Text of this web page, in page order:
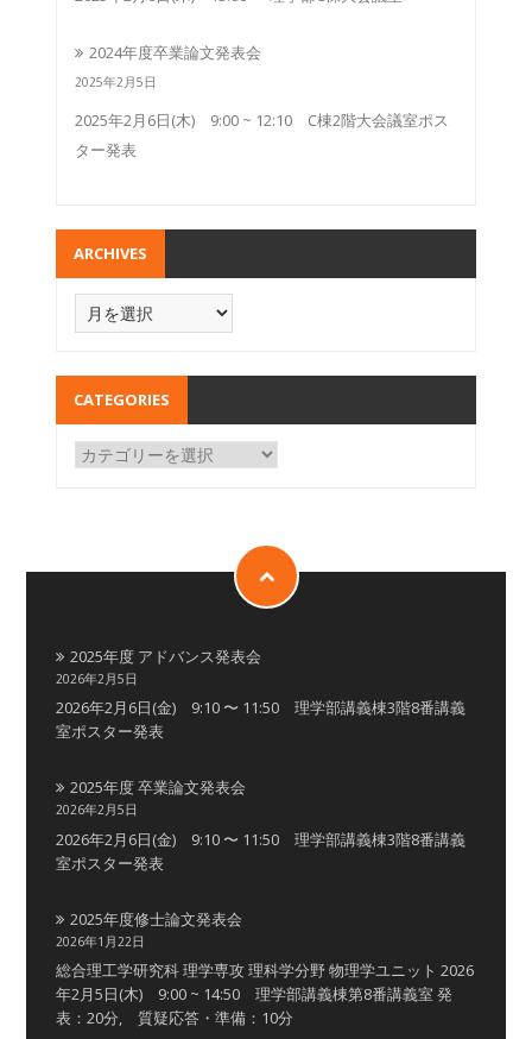
2024年度卒業論文発表会
2025年2月5日
2025年2月6日(木) 9:00 ~ 12:10 C棟2階大会議室ポス
ター発表
ARCHIVES
CATEGORIES
2025年度 アドバンス発表会
2026年2月5日
2026年2月6日(金) 9:10 〜 11:50 理学部講義棟3階8番講義
室ポスター発表
2025年度 卒業論文発表会
2026年2月5日
2026年2月6日(金) 9:10 〜 11:50 理学部講義棟3階8番講義
室ポスター発表
2025年度修士論文発表会
2026年1月22日
総合理工学研究科 理学専攻 理科学分野 物理学ユニット 2026
年2月5日(木) 9:00 ~ 14:50 理学部講義棟第8番講義室 発
表：20分, 質疑応答・準備：10分